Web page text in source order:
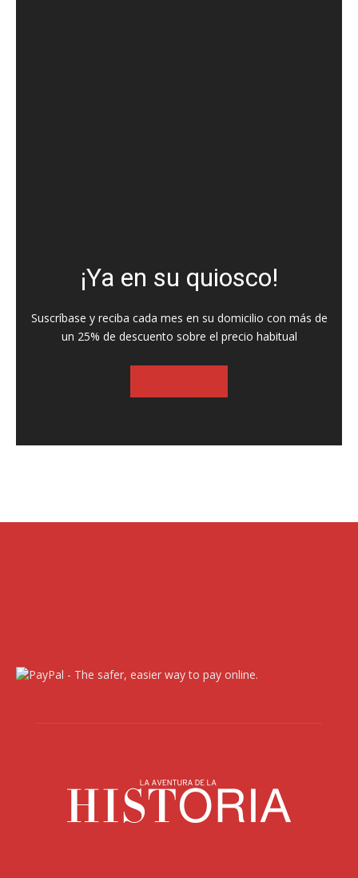
¡Ya en su quiosco!
Suscríbase y reciba cada mes en su domicilio con más de
un 25% de descuento sobre el precio habitual